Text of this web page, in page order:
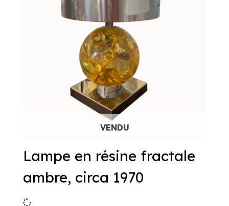
Lampe en résine fractale
ambre, circa 1970